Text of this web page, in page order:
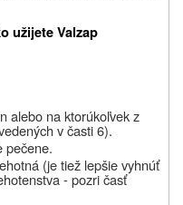
užijete Valzap
alebo na ktorúkoľvek z
v časti 6).
pečene.
(je tiež lepšie vyhnúť
- pozri časť